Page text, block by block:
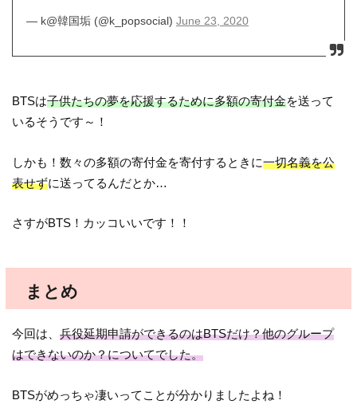
— k@韓国垢 (@k_popsocial) June 23, 2020
BTSは子供たちの夢を応援するために多額の寄付金を送って
いるそうです～！
しかも！数々の多額の寄付金を寄付するときに一切名義を公
表せずに送ってるんだとか…
さすがBTS！カッコいいです！！
まとめ
今回は、兵役延期申請ができるのはBTSだけ？他のグループ
はできないのか？についてでした。
BTSがめっちゃ凄いってことが分かりましたよね！